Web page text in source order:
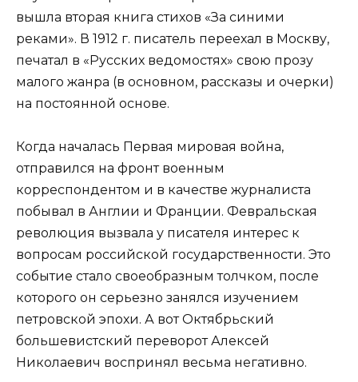
вышла вторая книга стихов «За синими
реками». В 1912 г. писатель переехал в Москву,
печатал в «Русских ведомостях» свою прозу
малого жанра (в основном, рассказы и очерки)
на постоянной основе.
Когда началась Первая мировая война,
отправился на фронт военным
корреспондентом и в качестве журналиста
побывал в Англии и Франции. Февральская
революция вызвала у писателя интерес к
вопросам российской государственности. Это
событие стало своеобразным толчком, после
которого он серьезно занялся изучением
петровской эпохи. А вот Октябрьский
большевистский переворот Алексей
Николаевич воспринял весьма негативно.